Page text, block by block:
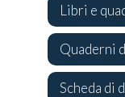
Libri e
Quaderni
Scheda di